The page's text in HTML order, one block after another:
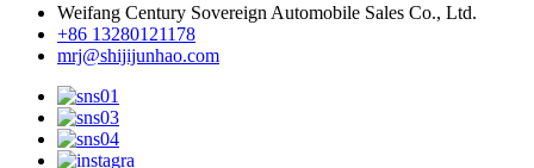
Weifang Century Sovereign Automobile Sales Co., Ltd.
+86 13280121178
mrj@shijijunhao.com